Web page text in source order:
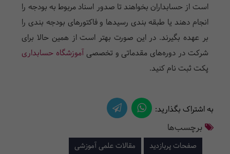
است از حسابداران بخواهند تا صدور اسناد مربوط به بودجه را
انجام دهند یا طبقه بندی رسید‌ها و فاکتور‌های بودجه بندی را
بر عهده بگیرند. در این صورت بهتر است از همین حالا برای
شرکت در دوره‌های مقدماتی و تخصصیآموزشگاه حسابداری
پکت ثبت نام کنید.
به اشتراک بگذارید:
برچسب‌ها
صفحات پربازدید مقالات علمی آموزشی